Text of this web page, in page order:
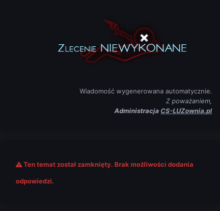
Wiadomość wygenerowana automatycznie.
Z poważaniem,
Administracja CS-LUZownia.pl
Ten temat został zamknięty. Brak możliwości dodania
odpowiedzi.